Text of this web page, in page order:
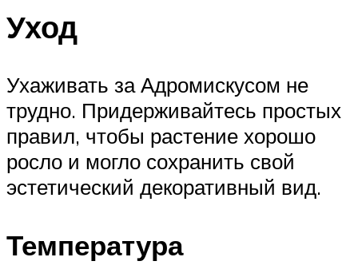
Уход
Ухаживать за Адромискусом не
трудно. Придерживайтесь простых
правил, чтобы растение хорошо
росло и могло сохранить свой
эстетический декоративный вид.
Температура